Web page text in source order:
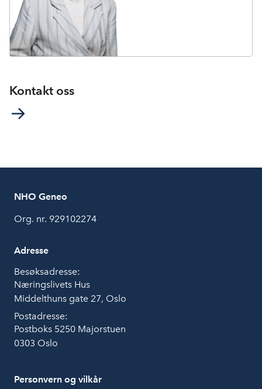
Kontakt oss
NHO Geneo
Org. nr. 929102274
Adresse
Besøksadresse:
Næringslivets Hus
Middelthuns gate 27, Oslo
Postadresse:
Postboks 5250 Majorstuen
0303 Oslo
Personvern og vilkår